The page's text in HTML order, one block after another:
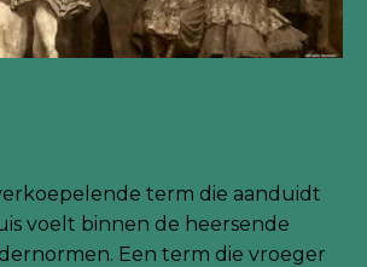
term die aanduidt
voelt binnen de heersende
Een term die vroeger